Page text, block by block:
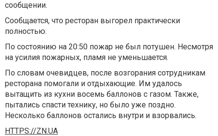
сообщении.
Сообщается, что ресторан выгорел практически
полностью.
По состоянию на 20:50 пожар не был потушен. Несмотря
на усилия пожарных, пламя не уменьшается.
По словам очевидцев, после возгорания сотрудникам
ресторана помогали и отдыхающие. Им удалось
вытащить из кухни восемь баллонов с газом. Также,
пытались спасти технику, но было уже поздно.
Несколько баллонов остались внутри и взорвались.
HTTPS://ZN.UA